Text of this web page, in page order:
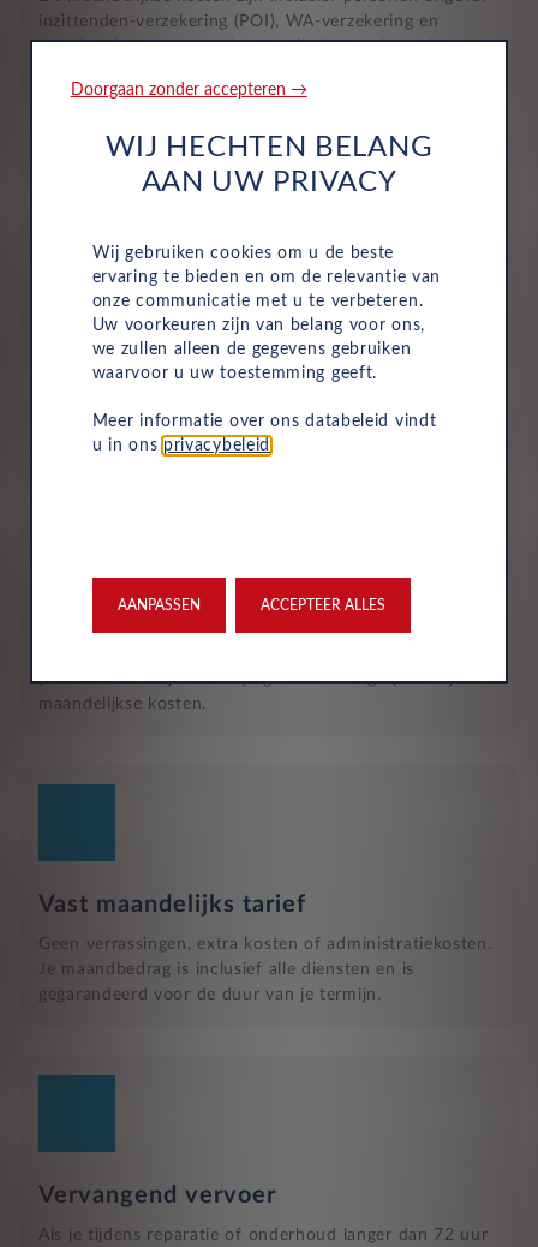
inzittenden-verzekering (POI), WA-verzekering en
uitgebreide dekking, zodat je volledig beschermd bent in
Aflevering bij jou in de buurt
nieuwe auto bij jou in de buurt ophalen.
Naast het reguliere onderhoud, zijn kleine reparaties aan
glas of vervangende banden ook inbegrepen in je
problemen met je auto zijn gewoon inbegrepen in je
maandelijkse kosten.
Vast maandelijks tarief
Geen verrassingen, extra kosten of administratiekosten.
Je maandbedrag is inclusief alle diensten en is
gegarandeerd voor de duur van je termijn.
Vervangend vervoer
Als je tijdens reparatie of onderhoud langer dan 72 uur
Doorgaan zonder accepteren →
WIJ HECHTEN BELANG
AAN UW PRIVACY
Wij gebruiken cookies om u de beste
ervaring te bieden en om de relevantie van
onze communicatie met u te verbeteren.
Uw voorkeuren zijn van belang voor ons,
we zullen alleen de gegevens gebruiken
waarvoor u uw toestemming geeft.
Meer informatie over ons databeleid vindt
u in ons privacybeleid
AANPASSEN ACCEPTEER ALLES